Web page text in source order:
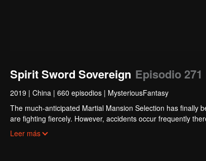
Spirit Sword Sovereign Episodio 271
2019 | China | 660 episodios | MysteriousFantasy
The much-anticipated Martial Mansion Selection has finally
are fighting fiercely. However, accidents occur frequently
the strongest people that ensue, all reveal the mysterious
Leer más